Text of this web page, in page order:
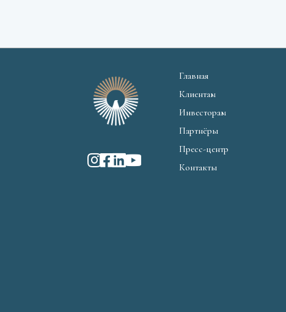
Главная
Клиентам
Инвесторам
Партнёры
Пресс-центр
Контакты